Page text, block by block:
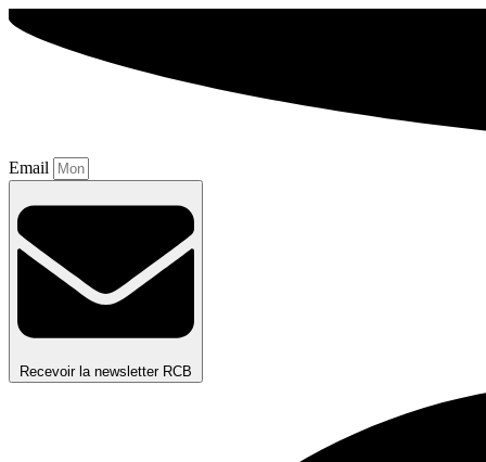
Aller
au
Email
Recevoir la newsletter RCB